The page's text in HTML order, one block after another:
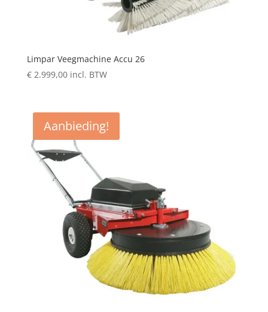
Limpar Veegmachine Accu 26
€2.999,00 incl. BTW
Aanbieding!